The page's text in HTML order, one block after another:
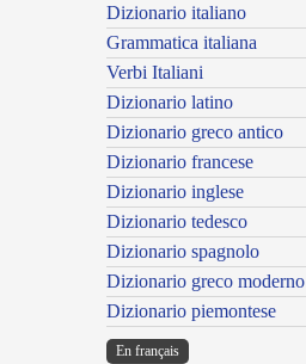
Dizionario italiano
Grammatica italiana
Verbi Italiani
Dizionario latino
Dizionario greco antico
Dizionario francese
Dizionario inglese
Dizionario tedesco
Dizionario spagnolo
Dizionario greco moderno
Dizionario piemontese
En français